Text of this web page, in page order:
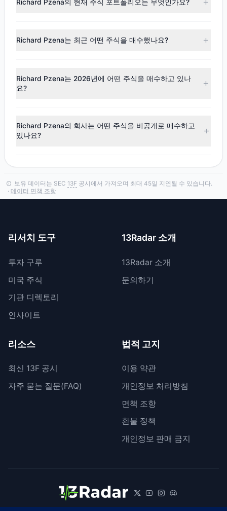
Richard Pzena의 현재 주식 포트폴리오는 무엇인가요?
ています。主要なポジションにはMGA , HUM , BAX
Richard Pzena는 최근 어떤 주식을 매수했나요?
가장 많이 매수한 종목은 WDAY입니다. 전체 거래 내역은
Richard Pzena의 포트폴리오
에서 확인하세요.
Richard Pzena는 2026년에 어떤 주식을 매수하고 있나
요?
분을 늘렸습니다.
Richard Pzena의 회사는 어떤 주식을 비공개로 매수하고
있나요?
션의 일시적 비공개를 허용하는 기밀 처리를 요청할 수 있습니
다.
보유 데이터는 SEC 13F 공시에서 가져오며 최대 45일 지연될 수 있습니다.
· 데이터 면책 조항
리서치 도구
투자 구루
미국 주식
기관 디렉토리
인사이트
13Radar 소개
13Radar 소개
문의하기
리소스
최신 13F 공시
자주 묻는 질문(FAQ)
법적 고지
이용 약관
개인정보 처리방침
면책 조항
환불 정책
개인정보 판매 금지